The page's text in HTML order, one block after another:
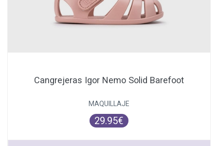
Cangrejeras Igor Nemo Solid Barefoot
MAQUILLAJE
29.95€